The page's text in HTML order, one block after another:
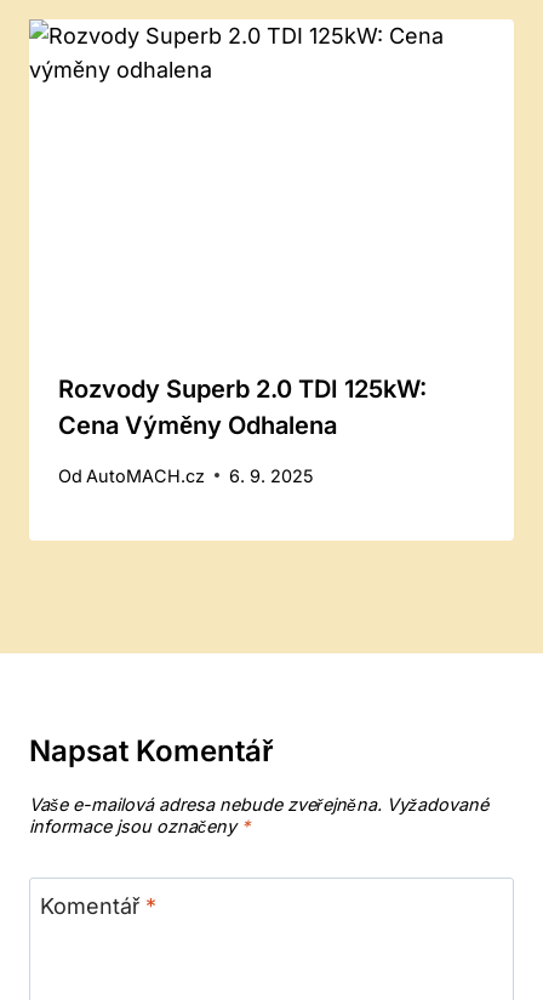
Rozvody Superb 2.0 TDI 125kW:
Cena Výměny Odhalena
Od AutoMACH.cz 6. 9. 2025
Napsat Komentář
Vaše e-mailová adresa nebude zveřejněna. Vyžadované
informace jsou označeny *
Komentář *